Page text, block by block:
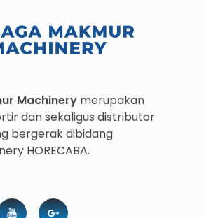
Machinery merupakan
dan sekaligus distributor
bergerak dibidang
HORECABA.